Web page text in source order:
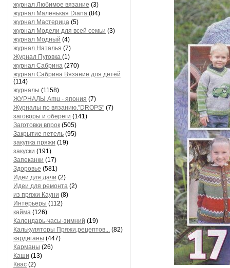
журнал Любимое вязание (3)
журнал Маленькая Diana (84)
журнал Мастерица (5)
журнал Модели для всей семьи (3)
журнал Модный (4)
журнал Наталья (7)
Журнал Пуговка (1)
журнал Сабрина (270)
журнал Сабрина Вязание для детей
(114)
журналы (1158)
ЖУРНАЛЫ Amu - япония (7)
Журналы по вязанию."DROPS" (7)
заговоры и обереги (141)
Заготовки впрок (505)
Закрытие петель (95)
закупка пряжи (19)
закуски (191)
Запеканки (17)
Здоровье (581)
Идеи для дачи (2)
Идеи для ремонта (2)
из пряжи Кауни (8)
Интерьеры (112)
кайма (126)
Календарь-часы-зимний (19)
Калькуляторы Пряжи,рецептов... (82)
кардиганы (447)
Карманы (26)
Каши (13)
Квас (2)